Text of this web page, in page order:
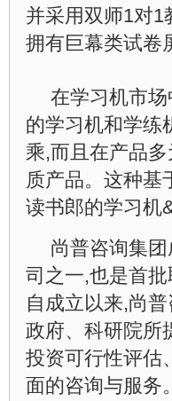
并采用双师1对1
拥有巨幕类试卷
在学习机市
的学习机和学练
乘,而且在产品
质产品。这种基
读书郎的学习机
尚普咨询集
司之一,也是首
自成立以来,尚
政府、科研院所
投资可行性评估
面的咨询与服务